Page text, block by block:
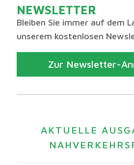
NEWSLETTER
Bleiben Sie immer auf dem
unserem kostenlosen
Zur Newsletter-
AKTUELLE